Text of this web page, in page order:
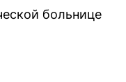
больнице